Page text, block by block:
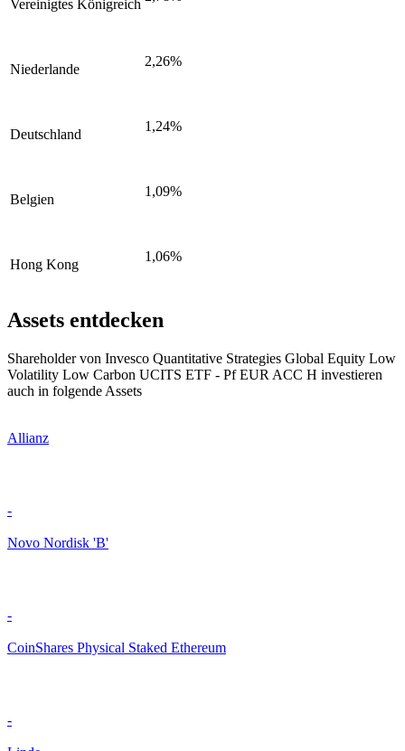
Vereinigtes Königreich
Niederlande
2,26%
Deutschland
1,24%
Belgien
1,09%
Hong Kong
1,06%
Assets entdecken
Shareholder von Invesco Quantitative Strategies Global Equity Low
Volatility Low Carbon UCITS ETF - Pf EUR ACC H investieren
auch in folgende Assets
Allianz
-
Novo Nordisk 'B'
-
CoinShares Physical Staked Ethereum
-